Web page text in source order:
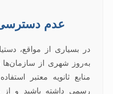
عدم دسترسی
در بسیاری از مواقع،
به‌روز شهری از
منابع ثانویه معتبر
رسمی داشته باشید و از